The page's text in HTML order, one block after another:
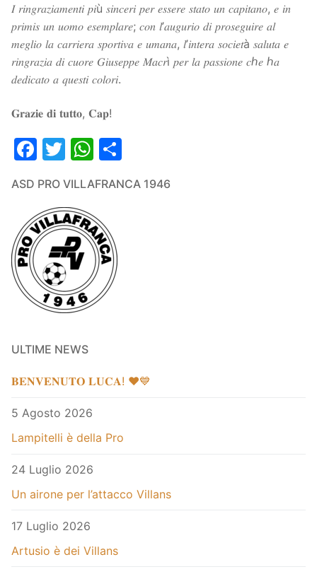
Esordienti
Juniores
𝐼 𝑟𝑖𝑛𝑔𝑟𝑎𝑧𝑖𝑎𝑚𝑒𝑛𝑡𝑖 𝑝𝑖ù 𝑠𝑖𝑛𝑐𝑒𝑟𝑖 𝑝𝑒𝑟 𝑒𝑠𝑠𝑒𝑟𝑒 𝑠𝑡𝑎𝑡𝑜 𝑢𝑛 𝑐𝑎𝑝𝑖𝑡𝑎𝑛𝑜, 𝑒 𝑖𝑛
𝑝𝑟𝑖𝑚𝑖𝑠 𝑢𝑛 𝑢𝑜𝑚𝑜 𝑒𝑠𝑒𝑚𝑝𝑙𝑎𝑟𝑒; 𝑐𝑜𝑛 𝑙’𝑎𝑢𝑔𝑢𝑟𝑖𝑜 𝑑𝑖 𝑝𝑟𝑜𝑠𝑒𝑔𝑢𝑖𝑟𝑒 𝑎𝑙
𝑚𝑒𝑔𝑙𝑖𝑜 𝑙𝑎 𝑐𝑎𝑟𝑟𝑖𝑒𝑟𝑎 𝑠𝑝𝑜𝑟𝑡𝑖𝑣𝑎 𝑒 𝑢𝑚𝑎𝑛𝑎, 𝑙’𝑖𝑛𝑡𝑒𝑟𝑎 𝑠𝑜𝑐𝑖𝑒𝑡à 𝑠𝑎𝑙𝑢𝑡𝑎 𝑒
𝑟𝑖𝑛𝑔𝑟𝑎𝑧𝑖𝑎 𝑑𝑖 𝑐𝑢𝑜𝑟𝑒 𝐺𝑖𝑢𝑠𝑒𝑝𝑝𝑒 𝑀𝑎𝑐𝑟ì 𝑝𝑒𝑟 𝑙𝑎 𝑝𝑎𝑠𝑠𝑖𝑜𝑛𝑒 𝑐ℎ𝑒 ℎ𝑎
𝑑𝑒𝑑𝑖𝑐𝑎𝑡𝑜 𝑎 𝑞𝑢𝑒𝑠𝑡𝑖 𝑐𝑜𝑙𝑜𝑟𝑖.
𝐆𝐫𝐚𝐳𝐢𝐞 𝐝𝐢 𝐭𝐮𝐭𝐭𝐨, 𝐂𝐚𝐩!
Facebook
TwitterWhatsApp
ASD PRO VILLAFRANCA 1946
ULTIME NEWS
𝐁𝐄𝐍𝐕𝐄𝐍𝐔𝐓𝐎 𝐋𝐔𝐂𝐀! ❤️💙
5 Agosto 2026
Lampitelli è della Pro
24 Luglio 2026
Un airone per l’attacco Villans
17 Luglio 2026
Artusio è dei Villans